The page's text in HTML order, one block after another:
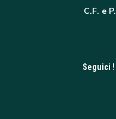
C.F. e
Seguici !